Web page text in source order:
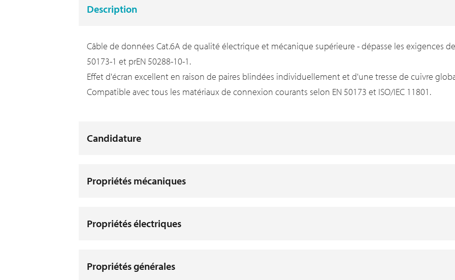
Description
Câble de données Cat.6A de qualité électrique et mécanique supérieure - dépasse les exigences de
50173-1 et prEN 50288-10-1.
Effet d'écran excellent en raison de paires blindées individuellement et d'une tresse de cuivre
Compatible avec tous les matériaux de connexion courants selon EN 50173 et ISO/IEC 11801.
Candidature
Propriétés mécaniques
Propriétés électriques
Propriétés générales